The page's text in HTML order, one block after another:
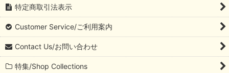
特定商取引法表示
Customer Service/ご利用案内
Contact Us/お問い合わせ
特集/Shop Collections